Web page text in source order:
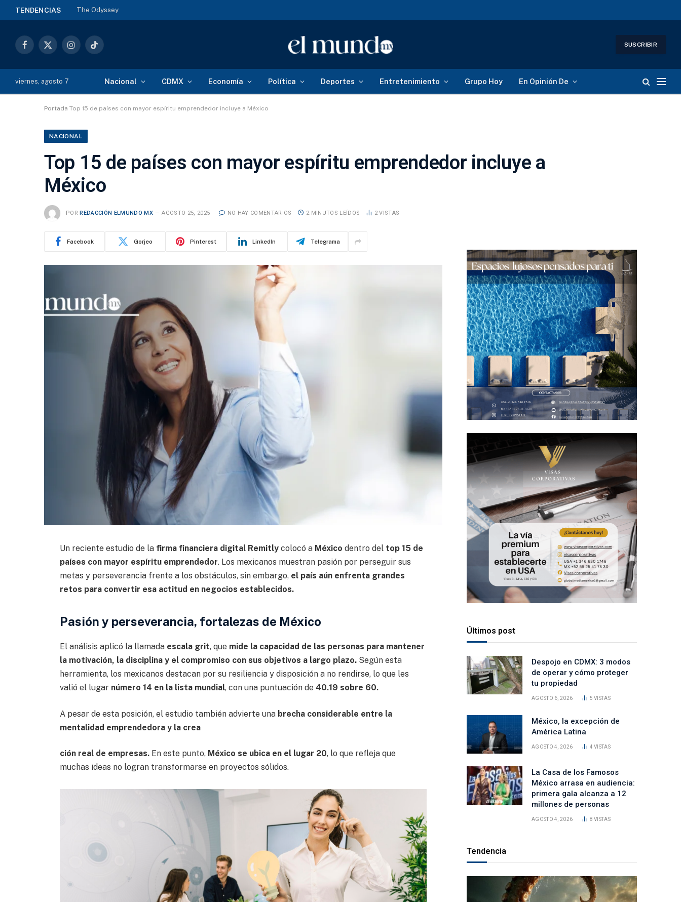
TENDENCIAS The Odyssey
Facebook
X
InstagramTikTok
SUSCRIBIR
viernes, agosto 7 Nacional CDMX Economía Política Deportes Entretenimiento Grupo Hoy En Opinión De
Portada Top 15 de países con mayor espíritu emprendedor incluye a México
NACIONAL
Top 15 de países con mayor espíritu emprendedor incluye a
México
POR REDACCIÓN ELMUNDO MX AGOSTO 25, 2025 NO HAY COMENTARIOS 2 MINUTOS LEÍDOS 2VISTAS
Facebook Gorjeo Pinterest LinkedIn Telegrama
Un reciente estudio de la firma financiera digital Remitly colocó a México dentro del top 15 de
países con mayor espíritu emprendedor. Los mexicanos muestran pasión por perseguir sus
metas y perseverancia frente a los obstáculos, sin embargo, el país aún enfrenta grandes
retos para convertir esa actitud en negocios establecidos.
Pasión y perseverancia, fortalezas de México
El análisis aplicó la llamada escala grit, que mide la capacidad de las personas para mantener
la motivación, la disciplina y el compromiso con sus objetivos a largo plazo. Según esta
herramienta, los mexicanos destacan por su resiliencia y disposición a no rendirse, lo que les
valió el lugar número 14 en la lista mundial, con una puntuación de 40.19 sobre 60.
A pesar de esta posición, el estudio también advierte una brecha considerable entre la
mentalidad emprendedora y la crea
ción real de empresas.En este punto, México se ubica en el lugar 20, lo que refleja que
muchas ideas no logran transformarse en proyectos sólidos.
Últimos post
Despojo en CDMX: 3 modos
de operar y cómo proteger
tu propiedad
AGOSTO 6, 2026 5VISTAS
México, la excepción de
América Latina
AGOSTO 4, 2026 4VISTAS
La Casa de los Famosos
México arrasa en audiencia:
primera gala alcanza a 12
millones de personas
AGOSTO 4, 2026 8VISTAS
Tendencia